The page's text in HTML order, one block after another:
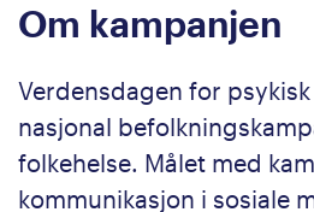
Om kampanjen
Verdensdagen for psykisk
nasjonal
folkehelse. Målet med
kommunikasjon i sosiale